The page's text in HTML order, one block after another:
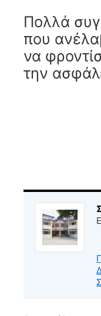
Πολλά
που
να
την